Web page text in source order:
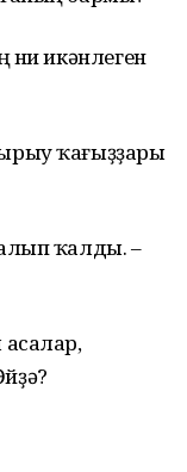
ни икәнлеген
ҡағыҙҙары
ҡалды. –
асалар,